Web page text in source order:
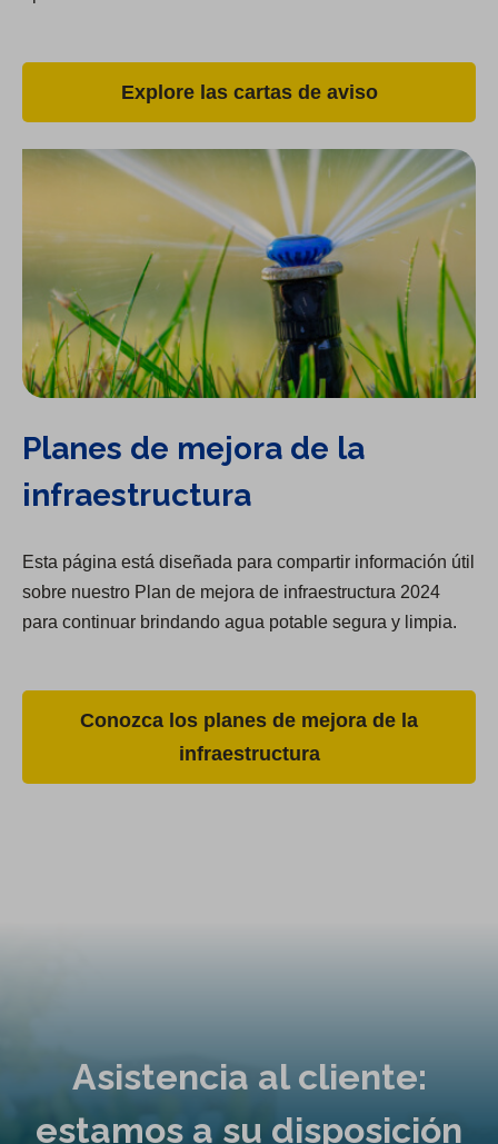
Explore las cartas de aviso
Planes de mejora de la
infraestructura
Esta página está diseñada para compartir información útil
sobre nuestro Plan de mejora de infraestructura 2024
para continuar brindando agua potable segura y limpia.
Conozca los planes de mejora de la
infraestructura
Asistencia al cliente:
estamos a su disposición